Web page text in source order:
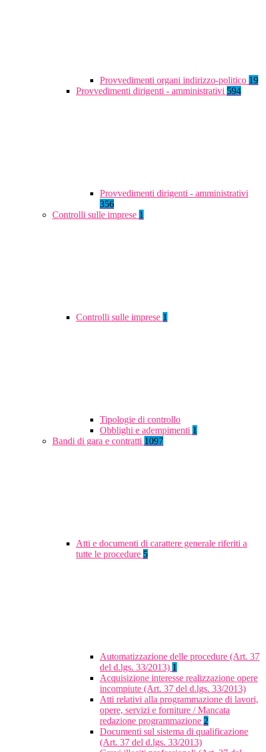
Provvedimenti organi indirizzo-politico 19
Provvedimenti dirigenti - amministrativi 594
Provvedimenti dirigenti - amministrativi
356
Controlli sulle imprese 1
Controlli sulle imprese 1
Tipologie di controllo
Obblighi e adempimenti 1
Bandi di gara e contratti 1097
Atti e documenti di carattere generale riferiti a
tutte le procedure 5
Automatizzazione delle procedure (Art. 37
del d.lgs. 33/2013) 1
Acquisizione interesse realizzazione opere
incompiute (Art. 37 del d.lgs. 33/2013)
Atti relativi alla programmazione di lavori,
opere, servizi e forniture / Mancata
redazione programmazione 2
Documenti sul sistema di qualificazione
(Art. 37 del d.lgs. 33/2013)